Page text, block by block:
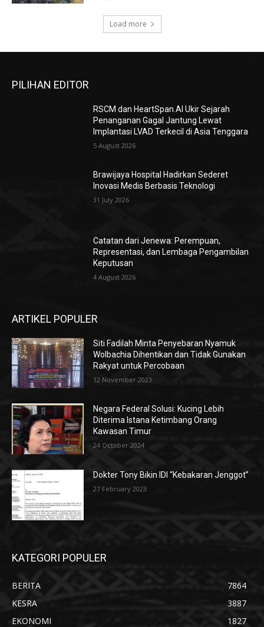
Load more
PILIHAN EDITOR
RSCM dan HeartSpan.AI Ukir Sejarah
Penanganan Gagal Jantung Lewat
Implantasi LVAD Terkecil di Asia Tenggara
5 August 2026
Brawijaya Hospital Hadirkan Sederet
Inovasi Medis Berbasis Teknologi
31 July 2026
Catatan dari Jenewa: Perempuan,
Representasi, dan Lembaga Pengambilan
Keputusan
4 August 2026
ARTIKEL POPULER
Siti Fadilah Minta Penyebaran Nyamuk
Wolbachia Dihentikan dan Tidak Gunakan
Rakyat untuk Percobaan
12 November 2023
Negara Federal Solusi: Kucing Lebih
Diterima Istana Ketimbang Orang
Kawasan Timur
24 October 2024
Dokter Tony Bikin IDI “Kebakaran Jenggot”
27 February 2023
KATEGORI POPULER
BERITA
7864
KESRA
3887
EKONOMI
1827